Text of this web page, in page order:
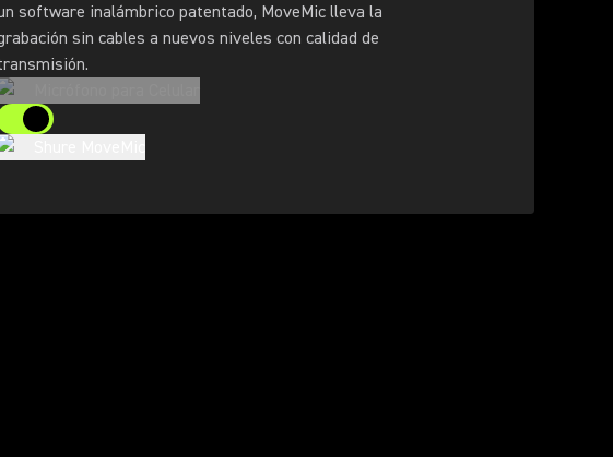
software inalámbrico patentado, MoveMic lleva la
sin cables a nuevos niveles con calidad de